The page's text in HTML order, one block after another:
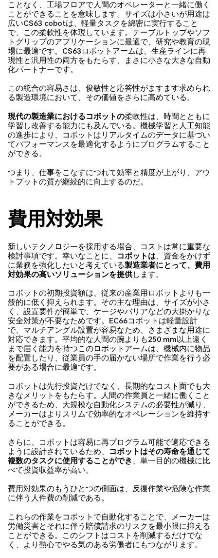
ことなく、工場フロアで人間のオペレーターと一緒に働く
ことができることを意味します。サイズは小さいが用途は
広いCS63 cobotは 、軽量タスクを綿密に実行すること
で、この柔軟性を体現しています。テーブルトップやソフ
トグリップのアプリケーションに最適で、研究や教育の現
場に最適です。CS63ロボットアームは、生産ラインに再
現性と汎用性の両方をもたらす、まさに小さな大きな自動
化パートナーです。
この統合の容易さは、俊敏性と応答性がますます求められ
る製造環境において、その価値をさらに高めている。
現代の製造業におけるコボットの柔軟性は、時間とともに
学習し改善する能力にも及んでいる。機械学習と人工知能
の進歩により、コボットはリアルタイムのデータに基づい
てパフォーマンスを最適化するようにプログラムすること
ができる。
つまり、仕事をこなすにつれて効率と精度が上がり、アウ
トプットの質が継続的に向上するのだ。
費用対効果
新しいテクノロジーを採用する場合、コストは常に重要な
検討事項です。幸いなことに、
コボットは 、資金をかけず
に業務を強化したいと考えている製造業者にとって、費用
対効果の高いソリューションを提供します。
コボットの初期投資額は、従来の産業用ロボットよりも一
般的に低く抑えられます。その主な理由は、サイズが小さ
く、設置要件が簡単で、ケージやバリアなどの大掛かりな
安全対策が不要なためです。 EC66コボットは軽量設計
で、マルチアングル設置が容易なため、さまざまな用途に
対応できます。平均的な人間の腕よりも250 mm以上遠く
まで届く能力を持つこのロボットアームは、機械内に物品
を配置したり、従業員の手の届かない場所で作業を行う必
要がある場合に最適です。
コボットは先行投資だけでなく、長期的なコスト面でも大
きなメリットをもたらす。人間の作業員と一緒に働くこと
ができるため、大規模な自動化システムの必要性が減り、
メーカーはよりスリムで効率的なオペレーションを維持す
ることができる。
さらに、 コボットは容易に再プログラム可能で適応できる
ように設計されているため、
コボットはその寿命を通じて
複数のタスクに使用することができ 、単一目的の機械に比
べて投資収益率が高い。
費用対効果のもうひとつの側面は、反復作業や危険な作業
に伴う人件費の削減である。
これらの作業をコボットで自動化することで、メーカーは
労働災害とそれに伴う賠償請求のリスクを最小限に抑える
ことができる。このシフトはコストを削減するだけでな
く、より熱心でやる気のある労働者にもつながります。